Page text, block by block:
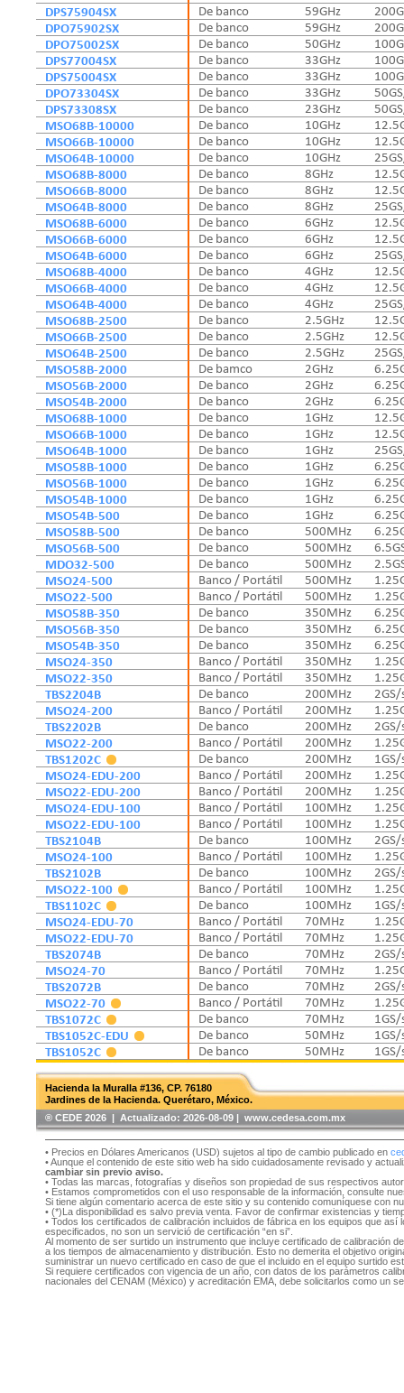
DPS75904SX
DPO75902SX
DPO75002SX
DPS77004SX
DPS75004SX
DPO73304SX
DPS73308SX
MSO68B-10000
MSO66B-10000
MSO64B-10000
MSO68B-8000
MSO66B-8000
MSO64B-8000
MSO68B-6000
MSO66B-6000
MSO64B-6000
MSO68B-4000
MSO66B-4000
MSO64B-4000
MSO68B-2500
MSO66B-2500
MSO64B-2500
MSO58B-2000
MSO56B-2000
MSO54B-2000
MSO68B-1000
MSO66B-1000
MSO64B-1000
MSO58B-1000
MSO56B-1000
MSO54B-1000
MSO54B-500
MSO58B-500
MSO56B-500
MDO32-500
MSO24-500
MSO22-500
MSO58B-350
MSO56B-350
MSO54B-350
MSO24-350
MSO22-350
TBS2204B
MSO24-200
TBS2202B
MSO22-200
TBS1202C
MSO24-EDU-200
MSO22-EDU-200
MSO24-EDU-100
MSO22-EDU-100
TBS2104B
MSO24-100
TBS2102B
MSO22-100
TBS1102C
MSO24-EDU-70
MSO22-EDU-70
TBS2074B
MSO24-70
TBS2072B
MSO22-70
TBS1072C
TBS1052C-EDU
TBS1052C
De banco
59GHz
De banco
59GHz
De banco
50GHz
De banco
33GHz
De banco
33GHz
De banco
33GHz
De banco
23GHz
De banco
10GHz
De banco
10GHz
De banco
10GHz
De banco
8GHz
De banco
8GHz
De banco
8GHz
De banco
6GHz
De banco
6GHz
De banco
6GHz
De banco
4GHz
De banco
4GHz
De banco
4GHz
De banco
2.5GHz
De banco
2.5GHz
De banco
2.5GHz
De bamco
2GHz
De banco
2GHz
De banco
2GHz
De banco
1GHz
De banco
1GHz
De banco
1GHz
De banco
1GHz
De banco
1GHz
De banco
1GHz
De banco
1GHz
De banco
500MHz
De banco
500MHz
De banco
500MHz
Banco / Portátil
500MHz
Banco / Portátil
500MHz
De banco
350MHz
De banco
350MHz
De banco
350MHz
Banco / Portátil
350MHz
Banco / Portátil
350MHz
De banco
200MHz
2GS/
Banco / Portátil
200MHz
De banco
200MHz
2GS/
Banco / Portátil
200MHz
De banco
200MHz
1GS/
Banco / Portátil
200MHz
Banco / Portátil
200MHz
Banco / Portátil
100MHz
Banco / Portátil
100MHz
De banco
100MHz
2GS/
Banco / Portátil
100MHz
De banco
100MHz
2GS/
Banco / Portátil
100MHz
De banco
100MHz
1GS/
Banco / Portátil
70MHz
Banco / Portátil
70MHz
De banco
70MHz
2GS/
Banco / Portátil
70MHz
De banco
70MHz
2GS/
Banco / Portátil
70MHz
De banco
70MHz
1GS/
De banco
50MHz
1GS/
De banco
50MHz 1GS/
Hacienda la Muralla #136, CP. 76180
Jardines de la Hacienda. Querétaro, México.
®️ CEDE 2026 | Actualizado: 2026-08-09 | www.cedesa.com.mx
• Precios en Dólares Americanos (USD) sujetos al tipo de cambio publicado en
• Aunque el contenido de este sitio web ha sido cuidadosamente revisado y
cambiar sin previo aviso.
• Todas las marcas, fotografías y diseños son propiedad de sus respectivos
• Estamos comprometidos con el uso responsable de la información, consulte
Si tiene algún comentario acerca de este sitio y su contenido comuníquese con
• (*)La disponibilidad es salvo previa venta. Favor de confirmar existencias y
• Todos los certificados de calibración incluidos de fábrica en los equipos que
especificados, no son un servició de certificación “en si”.
Al momento de ser surtido un instrumento que incluye certificado de calibración
a los tiempos de almacenamiento y distribución. Esto no demerita el objetivo
suministrar un nuevo certificado en caso de que el incluido en el equipo surtido
Si requiere certificados con vigencia de un año, con datos de los parámetros
nacionales del CENAM (México) y acreditación EMA, debe solicitarlos como un